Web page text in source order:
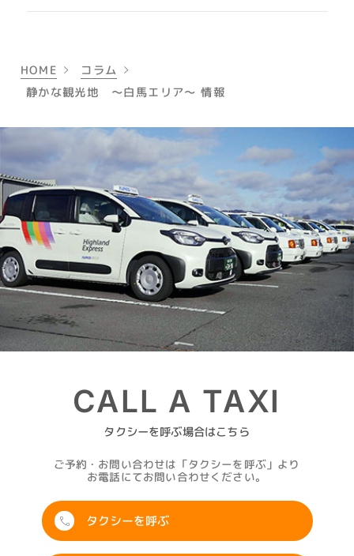
HOME コラム
静かな観光地 ～白馬エリア～ 情報
タクシーを呼ぶ場合はこちら
ご予約・お問い合わせは「タクシーを呼ぶ」より
お電話にてお問い合わせください。
CALL A TAXI
タクシーを呼ぶ